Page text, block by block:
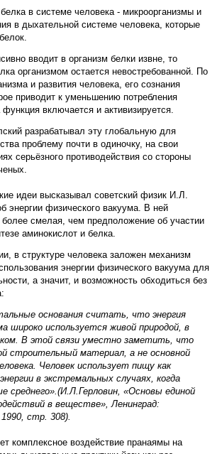
в системе человека - микроорганизмы и
в дыхательной системе человека, которые
вводит в организм белки извне, то
организмом остается невостребованной. По
и развития человека, его сознания
приводит к уменьшению потребления
включается и активизируется.
разрабатывал эту глобальную для
проблему почти в одиночку, на свои
серьёзного противодействия со стороны
идеи высказывал советский физик И.Л.
энергии физического вакуума. В ней
смелая, чем предположение об участии
аминокислот и белка.
в структуре человека заложен механизм
энергии физического вакуума для
а значит, и возможность обходиться без
основания считать, что энергия
широко используется живой природой, в
В этой связи уместно заметить, что
строительный материал, а не основной
Человек использует пищу как
в экстремальных случаях, когда
среднего».(И.Л.Герловин, «Основы единой
в веществе», Ленинград:
стр. 308).
комплексное воздействие пранаямы на